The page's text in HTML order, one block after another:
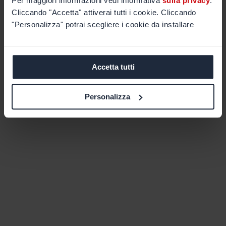
Cliccando "Accetta" attiverai tutti i cookie. Cliccando
"Personalizza" potrai scegliere i cookie da installare
Accetta tutti
Personalizza